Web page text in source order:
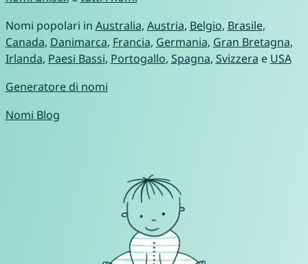
Nomi popolari in Australia, Austria, Belgio, Brasile,
Canada, Danimarca, Francia, Germania, Gran Bretagna,
Irlanda, Paesi Bassi, Portogallo, Spagna, Svizzera e USA
Generatore di nomi
Nomi Blog